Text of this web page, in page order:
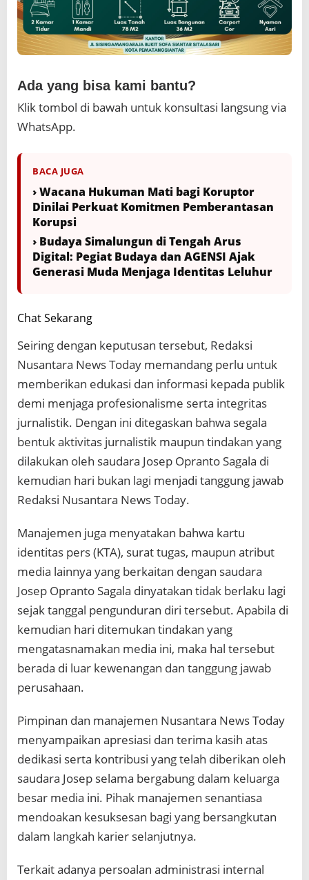
Ada yang bisa kami bantu?
Klik tombol di bawah untuk konsultasi langsung via
WhatsApp.
BACA JUGA
› Wacana Hukuman Mati bagi Koruptor
Dinilai Perkuat Komitmen Pemberantasan
Korupsi
› Budaya Simalungun di Tengah Arus
Digital: Pegiat Budaya dan AGENSI Ajak
Generasi Muda Menjaga Identitas Leluhur
Chat Sekarang
Seiring dengan keputusan tersebut, Redaksi
Nusantara News Today memandang perlu untuk
memberikan edukasi dan informasi kepada publik
demi menjaga profesionalisme serta integritas
jurnalistik. Dengan ini ditegaskan bahwa segala
bentuk aktivitas jurnalistik maupun tindakan yang
dilakukan oleh saudara Josep Opranto Sagala di
kemudian hari bukan lagi menjadi tanggung jawab
Redaksi Nusantara News Today.
Manajemen juga menyatakan bahwa kartu
identitas pers (KTA), surat tugas, maupun atribut
media lainnya yang berkaitan dengan saudara
Josep Opranto Sagala dinyatakan tidak berlaku lagi
sejak tanggal pengunduran diri tersebut. Apabila di
kemudian hari ditemukan tindakan yang
mengatasnamakan media ini, maka hal tersebut
berada di luar kewenangan dan tanggung jawab
perusahaan.
Pimpinan dan manajemen Nusantara News Today
menyampaikan apresiasi dan terima kasih atas
dedikasi serta kontribusi yang telah diberikan oleh
saudara Josep selama bergabung dalam keluarga
besar media ini. Pihak manajemen senantiasa
mendoakan kesuksesan bagi yang bersangkutan
dalam langkah karier selanjutnya.
Terkait adanya persoalan administrasi internal